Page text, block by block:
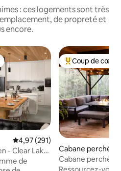
: ces logements sont très
de propreté et
encore.
Évaluation moyenne sur la
4,97 (291)
- Clear Lake
de
Coups de cœur
Coup de cœur
Cabane perchée
erie
Cabane perchée